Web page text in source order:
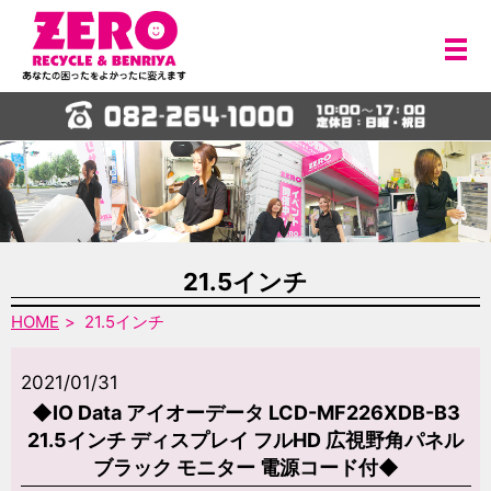
メ
21.5インチ
HOME 21.5インチ
2021/01/31
◆IO Data アイオーデータ LCD-MF226XDB-B3
21.5インチ ディスプレイ フルHD 広視野角パネル
ブラック モニター 電源コード付◆